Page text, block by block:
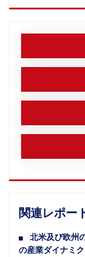
関連レポー
北米及び欧州
の産業ダイナミ